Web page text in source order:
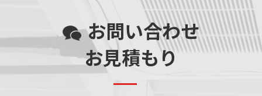
お問い合わせ
お見積もり